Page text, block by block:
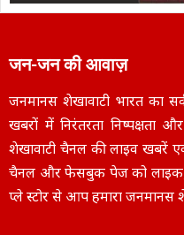
जन-जन की आवाज़
जनमानस शेखावाटी भारत का
खबरों में निरंतरता निष्पक्षता
शेखावाटी चैनल की लाइव खबरें
चैनल और फेसबुक पेज को लाइक,
प्ले स्टोर से आप हमारा जनमानस